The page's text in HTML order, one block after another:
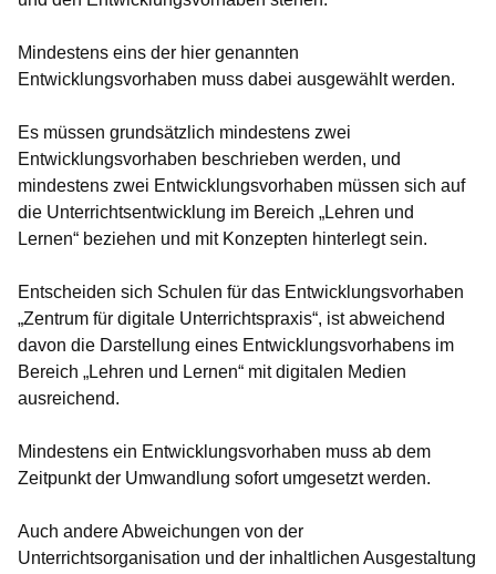
Mindestens eins der hier genannten
Entwicklungsvorhaben muss dabei ausgewählt werden.
Es müssen grundsätzlich mindestens zwei
Entwicklungsvorhaben beschrieben werden, und
mindestens zwei Entwicklungsvorhaben müssen sich auf
die Unterrichtsentwicklung im Bereich „Lehren und
Lernen“ beziehen und mit Konzepten hinterlegt sein.
Entscheiden sich Schulen für das Entwicklungsvorhaben
„Zentrum für digitale Unterrichtspraxis“, ist abweichend
davon die Darstellung eines Entwicklungsvorhabens im
Bereich „Lehren und Lernen“ mit digitalen Medien
ausreichend.
Mindestens ein Entwicklungsvorhaben muss ab dem
Zeitpunkt der Umwandlung sofort umgesetzt werden.
Auch andere Abweichungen von der
Unterrichtsorganisation und der inhaltlichen Ausgestaltung